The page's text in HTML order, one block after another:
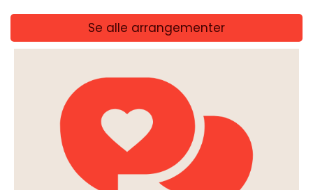
Se alle arrangementer